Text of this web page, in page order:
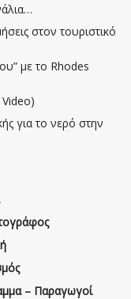
στον τουριστικό
με το Rhodes
για το νερό στην
– Παραγωγοί